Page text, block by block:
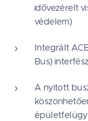
idővezérelt
védelem)
Integrált
Bus)
A nyitott